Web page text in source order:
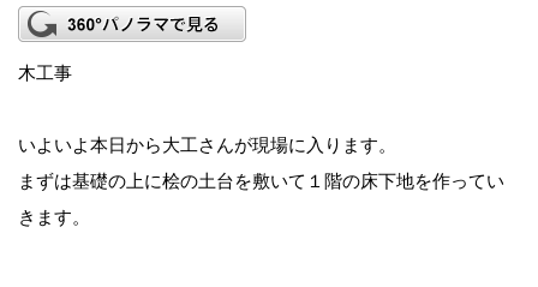
木工事
いよいよ本日から大工さんが現場に入ります。
まずは基礎の上に桧の土台を敷いて１階の床下地を作ってい
きます。